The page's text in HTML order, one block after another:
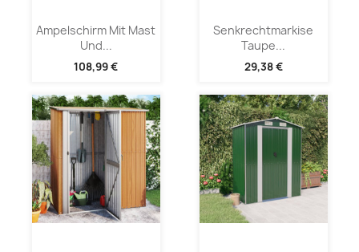
Ampelschirm Mit Mast
Und...
108,99 €
Senkrechtmarkise
Taupe...
29,38 €